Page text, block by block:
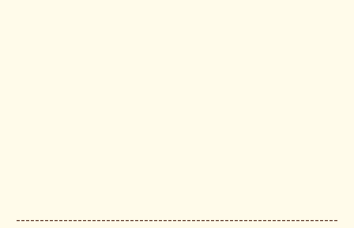
--------------------------------------------------------------------